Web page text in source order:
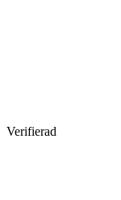
Verifierad